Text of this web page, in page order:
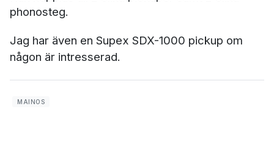
phonosteg.
Jag har även en Supex SDX-1000 pickup om
någon är intresserad.